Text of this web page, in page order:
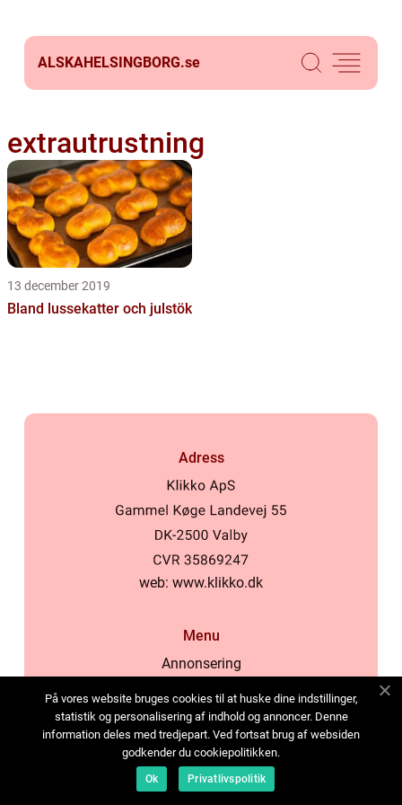
ALSKAHELSINGBORG.se
extrautrustning
13 december 2019
Bland lussekatter och julstök
Adress
web: www.klikko.dk
Menu
Annonsering
Cookies
Kontakta oss
Sitemap
På vores website bruges cookies til at huske dine indstillinger,
statistik og personalisering af indhold og annoncer. Denne
information deles med tredjepart. Ved fortsat brug af websiden
godkender du cookiepolitikken.
Ok Privatlivspolitik